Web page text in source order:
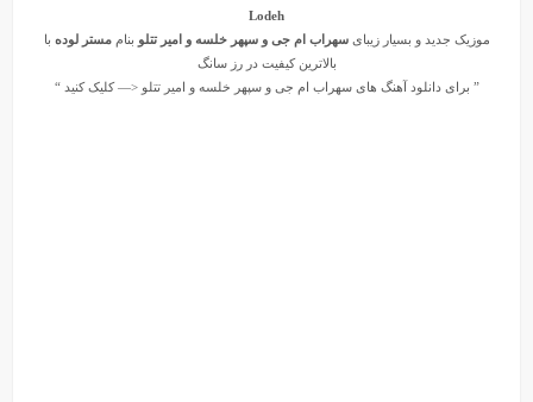
Lodeh
موزیک جدید و بسیار زیبایسهراب ام جی و سپهر خلسه و امیر تتلو بنام مستر لوده با
بالاترین کیفیت در رز سانگ
” برای دانلود آهنگ هایسهراب ام جی وسپهر خلسه و امیر تتلو <— کلیک کنید “